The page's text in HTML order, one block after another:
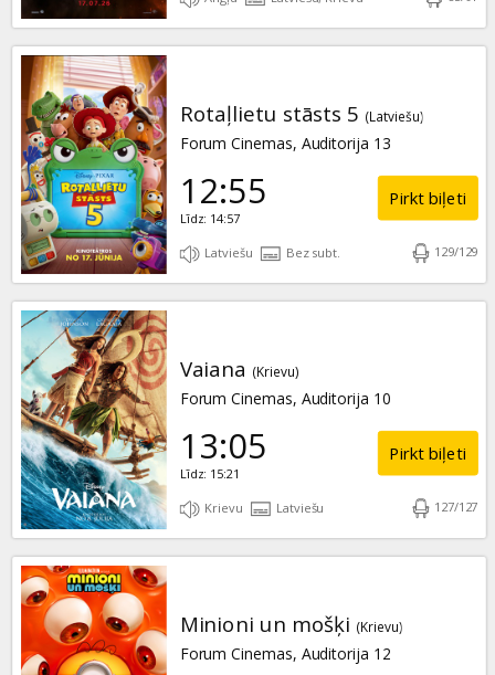
Rotaļlietu stāsts 5 (Latviešu)
Forum Cinemas, Auditorija 13
12:55
Līdz: 14:57
Pirkt biļeti
Latviešu Bez subt. 129/129
Vaiana (Krievu)
Forum Cinemas, Auditorija 10
13:05
Līdz: 15:21
Pirkt biļeti
Krievu Latviešu 127/127
Minioni un mošķi (Krievu)
Forum Cinemas, Auditorija 12